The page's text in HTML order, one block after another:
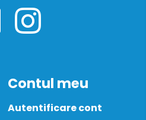
Contul meu
Autentificare cont